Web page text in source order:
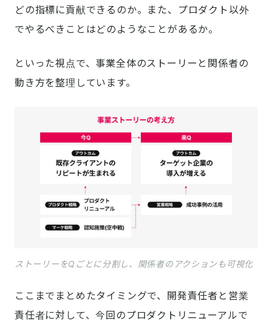
どの指標に貢献できるのか。また、プロダクト以外
でやるべきことはどのようなことがあるか。
といった視点で、事業全体のストーリーと関係者の
動き方を整理しています。
ストーリーをQごとに分割し、関係者のアクションも可視化
ここまでまとめたタイミングで、開発責任者と営業
責任者に対して、今回のプロダクトリニューアルで